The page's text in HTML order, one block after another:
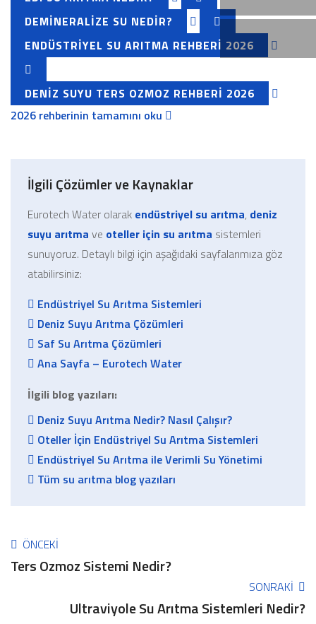
DEMINERALIZE SU NEDIR?
ENDÜSTRIYEL SU ARITMA REHBERI 2026
DENIZ SUYU TERS OZMOZ REHBERI 2026
2026 rehberinin tamamını oku
İlgili Çözümler ve Kaynaklar
Eurotech Water olarak endüstriyel su arıtma, deniz
suyu arıtma ve oteller için su arıtma sistemleri
sunuyoruz. Detaylı bilgi için aşağıdaki sayfalarımıza göz
atabilirsiniz:
Endüstriyel Su Arıtma Sistemleri
Deniz Suyu Arıtma Çözümleri
Saf Su Arıtma Çözümleri
Ana Sayfa – Eurotech Water
İlgili blog yazıları:
Deniz Suyu Arıtma Nedir? Nasıl Çalışır?
Oteller İçin Endüstriyel Su Arıtma Sistemleri
Endüstriyel Su Arıtma ile Verimli Su Yönetimi
Tüm su arıtma blog yazıları
ÖNCEKI
Ters Ozmoz Sistemi Nedir?
SONRAKI
Ultraviyole Su Arıtma Sistemleri Nedir?